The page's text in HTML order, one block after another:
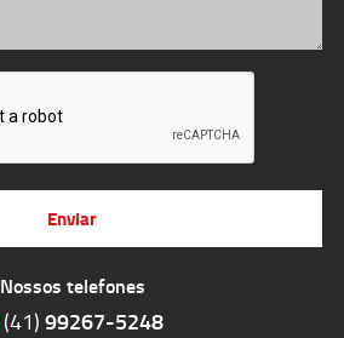
Nossos telefones
(41) 99267-5248
Enviar